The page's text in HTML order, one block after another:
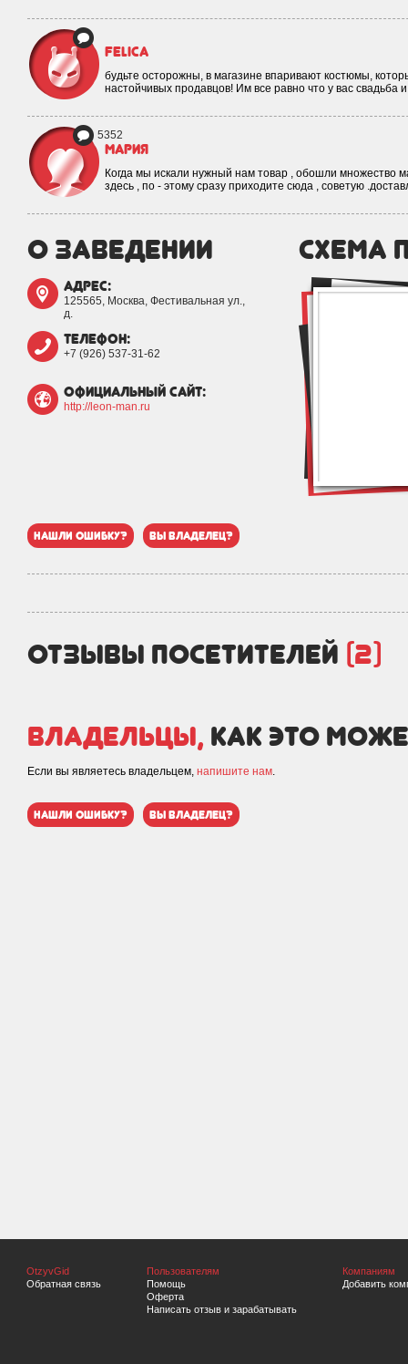
felica
будьте осторожны, в магазине впаривают костюмы,
настойчивых продавцов! Им все равно что у вас свадьба
5352
Мария
Когда мы искали нужный нам товар , обошли множество
здесь , по - этому сразу приходите сюда , советую
о заведении
адрес:
125565, Москва, Фестивальная ул.,
д.
телефон:
+7 (926) 537-31-62
официальный сайт:
http://leon-man.ru
схема
нашли ошибку? вы владелец?
отзывы посетителей (2)
Владельцы, как это
Если вы являетесь владельцем, напишите нам.
нашли ошибку? вы владелец?
OtzyvGid
Обратная связь
Пользователям
Помощь
Оферта
Написать отзыв и зарабатывать
Компаниям
Добавить